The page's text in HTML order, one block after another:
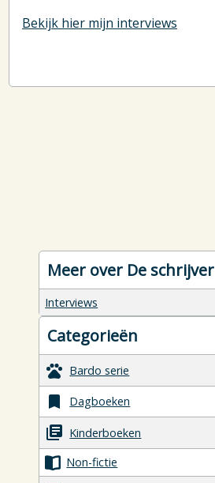
Bekijk hier mijn interviews
Meer over De schrijver
Interviews
Categorieën
Bardo serie
Dagboeken
Kinderboeken
Non-fictie